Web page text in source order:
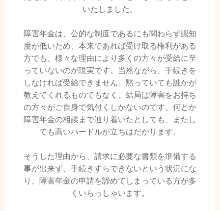
いたしました。
障害年金は、公的な制度であるにも関わらず認知
度が低いため、本来であれば受け取る権利がある
方でも、様々な理由により多くの方々が受給に至
っていないのが現実です。当然ながら、手続きを
しなければ受給できません。黙っていても誰かが
教えてくれるものでもなく、結局は障害をお持ち
の方々がご自身で気付くしかないのです。何とか
障害年金の相談まで辿り着いたとしても、またし
ても高いハードルが立ちはだかります。
そうした理由から、請求に必要な書類を準備する
事が出来ず、手続きすらできないという状況にな
り、障害年金の申請を諦めてしまっている方が多
くいらっしゃいます。